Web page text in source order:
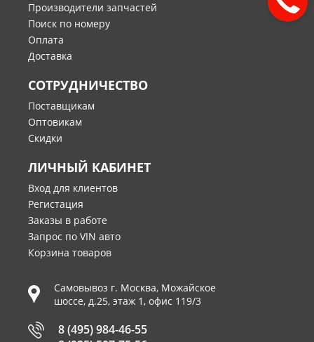
Производители запчастей
Поиск по номеру
Оплата
Доставка
СОТРУДНИЧЕСТВО
Поставщикам
Оптовикам
Скидки
ЛИЧНЫЙ КАБИНЕТ
Вход для клиентов
Регистация
Заказы в работе
Запрос по VIN авто
Корзина товаров
Самовывоз г. Москва, Можайское
шоссе, д.25, этаж 1, офис 119/3
8 (495) 984-46-55